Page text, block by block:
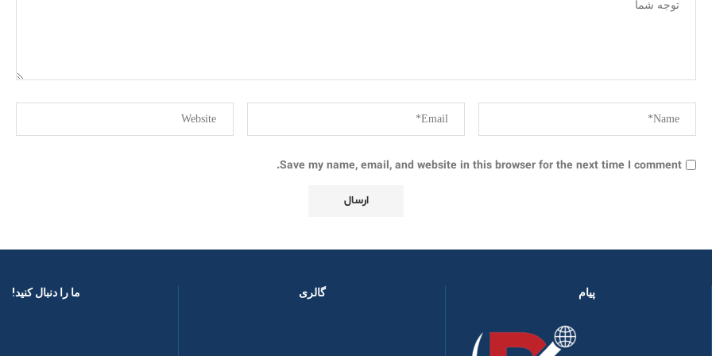
Save my name, email, and website in this browser for the next time I comment.
پیام گالری ما را دنبال کنید! ​